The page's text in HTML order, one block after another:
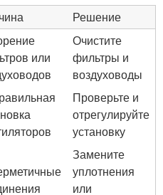
Решение
или
Очистите
фильтры и
воздуховоды
Проверьте и
отрегулируйте
установку
Замените
уплотнения
или